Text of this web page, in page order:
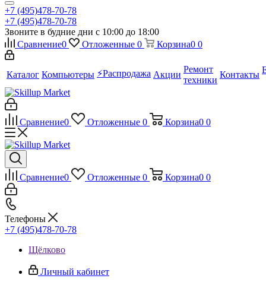
+7 (495)478-70-78
+7 (495)478-70-78
Звоните в будние дни с 10:00 до 18:00
Сравнение0 Отложенные 0 Корзина0 0
Каталог Компьютеры ⚡️Распродажа Акции
Ремонт
техники
Контакты
Сравнение0 Отложенные 0 Корзина0 0
Сравнение0 Отложенные 0 Корзина0 0
Телефоны
+7 (495)478-70-78
Щёлково
Личный кабинет